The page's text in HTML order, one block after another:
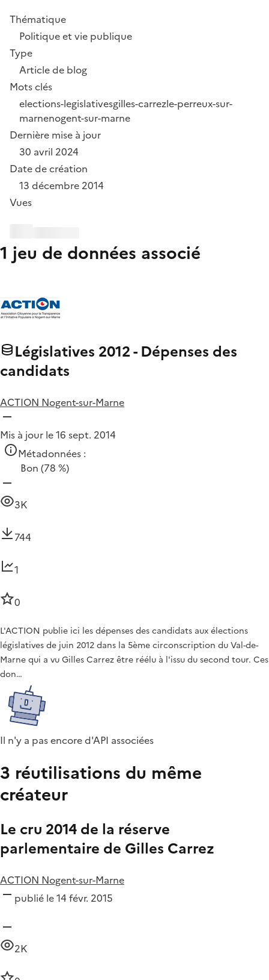
Thématique
Politique et vie publique
Type
Article de blog
Mots clés
elections-legislativesgilles-carrezle-perreux-sur-
marnenogent-sur-marne
Dernière mise à jour
30 avril 2024
Date de création
13 décembre 2014
Vues
1 jeu de données associé
Législatives 2012 - Dépenses des
candidats
ACTION Nogent-sur-Marne
Mis à jour le 16 sept. 2014
Métadonnées :
Bon (78 %)
3K
744
1
0
L'ACTION publie ici les dépenses des candidats aux élections
législatives de juin 2012 dans la 5ème circonscription du Val-de-
Marne qui a vu Gilles Carrez être réélu à l'issu du second tour. Ces
don…
Il n'y a pas encore d'API associées
3 réutilisations du même
créateur
Le cru 2014 de la réserve
parlementaire de Gilles Carrez
ACTION Nogent-sur-Marne
publié le 14 févr. 2015
2K